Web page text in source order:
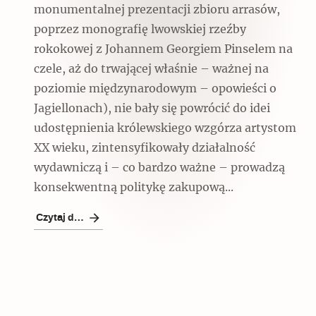
monumentalnej prezentacji zbioru arrasów,
poprzez monografię lwowskiej rzeźby
rokokowej z Johannem Georgiem Pinselem na
czele, aż do trwającej właśnie – ważnej na
poziomie międzynarodowym – opowieści o
Jagiellonach), nie bały się powrócić do idei
udostępnienia królewskiego wzgórza artystom
XX wieku, zintensyfikowały działalność
wydawniczą i – co bardzo ważne – prowadzą
konsekwentną politykę zakupową...
Czytaj dalej